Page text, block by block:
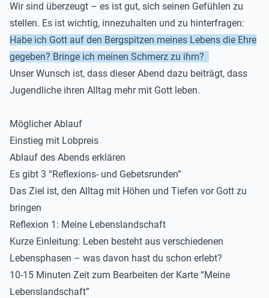
Wir sind überzeugt – es ist gut, sich seinen Gefühlen zu
stellen. Es ist wichtig, innezuhalten und zu hinterfragen:
Habe ich Gott auf den Bergspitzen meines Lebens die Ehre
gegeben? Bringe ich meinen Schmerz zu ihm?
Unser Wunsch ist, dass dieser Abend dazu beiträgt, dass
Jugendliche ihren Alltag mehr mit Gott leben.
Möglicher Ablauf
Einstieg mit Lobpreis
Ablauf des Abends erklären
Es gibt 3 “Reflexions- und Gebetsrunden”
Das Ziel ist, den Alltag mit Höhen und Tiefen vor Gott zu
bringen
Reflexion 1: Meine Lebenslandschaft
Kurze Einleitung: Leben besteht aus verschiedenen
Lebensphasen – was davon hast du schon erlebt?
10-15 Minuten Zeit zum Bearbeiten der Karte “Meine
Lebenslandschaft”